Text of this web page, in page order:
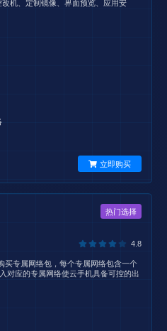
机、定制镜像、界面预览、应用安
立即购买
热门选择
4.8
买专属网络包，每个专属网络包含一个
对应的专属网络使云手机具备可控的出